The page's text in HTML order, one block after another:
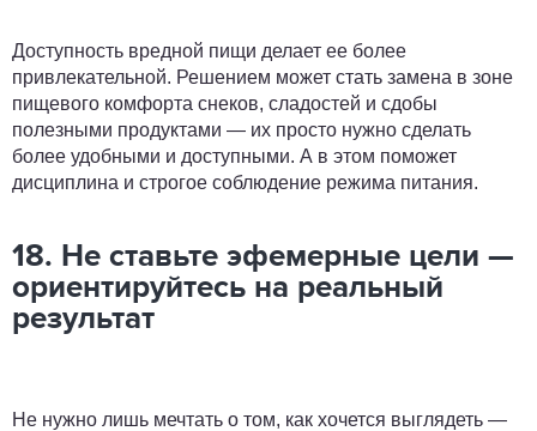
Доступность вредной пищи делает ее более
привлекательной. Решением может стать замена в зоне
пищевого комфорта снеков, сладостей и сдобы
полезными продуктами — их просто нужно сделать
более удобными и доступными. А в этом поможет
дисциплина и строгое соблюдение режима питания.
18. Не ставьте эфемерные цели —
ориентируйтесь на реальный
результат
Не нужно лишь мечтать о том, как хочется выглядеть —